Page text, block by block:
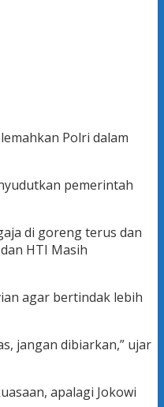
Polri dalam
pemerintah
di goreng terus dan
HTI Masih
agar bertindak lebih
jangan dibiarkan,” ujar
apalagi Jokowi